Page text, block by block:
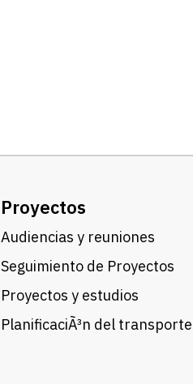
Proyectos
Audiencias y reuniones
Seguimiento de Proyectos
Proyectos y estudios
PlanificaciÃ³n del transporte